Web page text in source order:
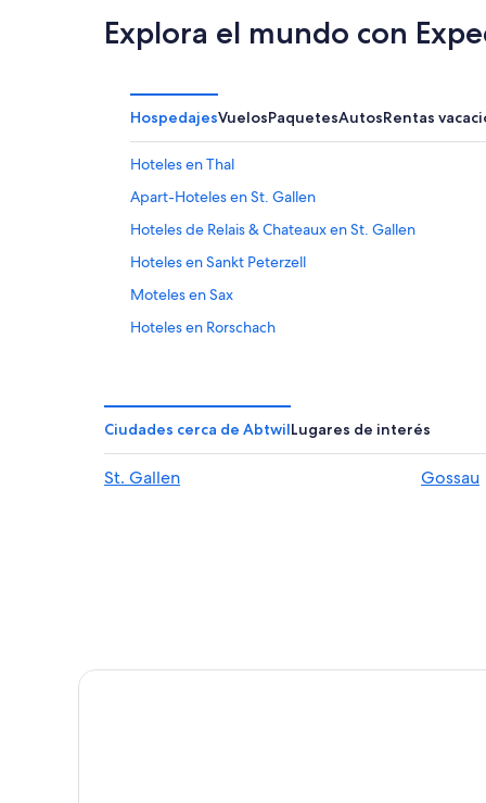
Explora el mundo con
HospedajesVuelosPaquetesAutosRentas
Hoteles en Thal
Apart-Hoteles en St. Gallen
Hoteles de Relais & Chateaux en St. Gallen
Hoteles en Sankt Peterzell
Moteles en Sax
Hoteles en Rorschach
Hoteles en Steinach
Hoteles cerca de Plaza Roja
Hoteles cerca de Säntis
Ciudades cerca de AbtwilLugares de interés
St. Gallen Gossau